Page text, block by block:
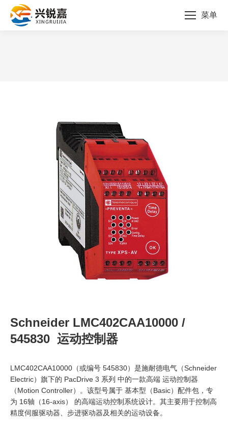
菜单
Schneider LMC402CAA10000 /
545830 运动控制器
LMC402CAA10000（或编号 545830）是施耐德电气（Schneider
Electric）旗下的 PacDrive 3 系列 中的一款高端 运动控制器
（Motion Controller）‍。该型号属于 基本型（Basic）配件包，专
为 16轴（16-axis）‍ 的高端运动控制系统设计。其主要用于控制高
精度伺服驱动器、步进驱动器及相关的运动设备。